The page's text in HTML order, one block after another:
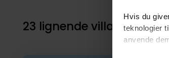
Hvis du
teknologier
anvende
23 lignende villaer i